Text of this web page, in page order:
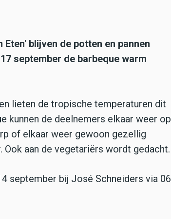
blijven de potten en pannen
september de barbeque warm
lieten de tropische temperaturen dit
kunnen de deelnemers elkaar weer op
of elkaar weer gewoon gezellig
aan de vegetariërs wordt gedacht.
september bij José Schneiders via 06